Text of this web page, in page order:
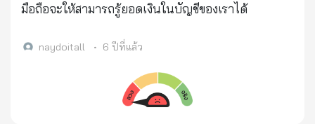
มือถือจะให้สามารถรู้ยอดเงินในบัญชีของเราได้
naydoitall • 6 ปีที่แล้ว